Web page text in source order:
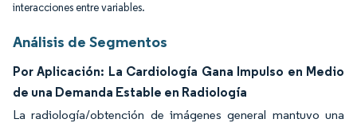
interacciones entre variables.
Análisis de Segmentos
Por Aplicación: La Cardiología Gana Impulso en Medio
de una Demanda Estable en Radiología
La radiología/obtención de imágenes general mantuvo una